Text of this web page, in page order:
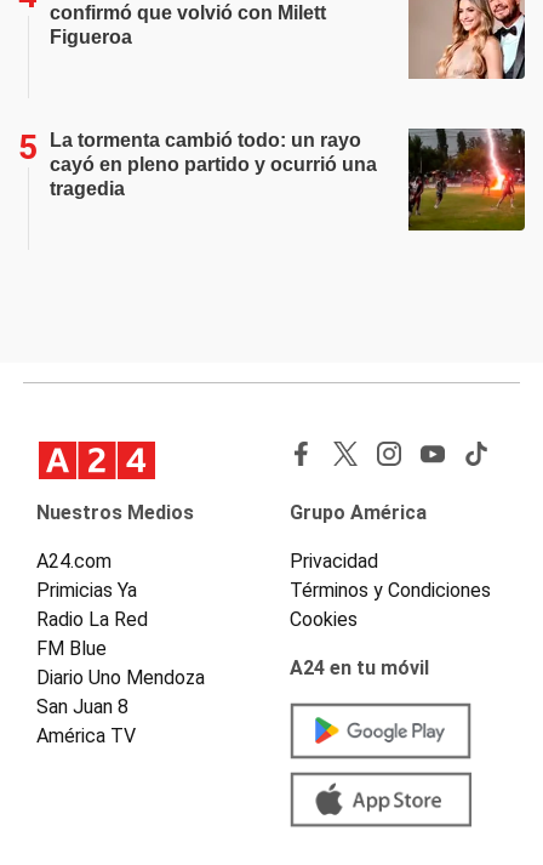
confirmó que volvió con Milett
Figueroa
La tormenta cambió todo: un rayo
cayó en pleno partido y ocurrió una
tragedia
Nuestros Medios
A24.com
Primicias Ya
Radio La Red
FM Blue
Diario Uno Mendoza
San Juan 8
América TV
Grupo América
Privacidad
Términos y Condiciones
Cookies
A24 en tu móvil